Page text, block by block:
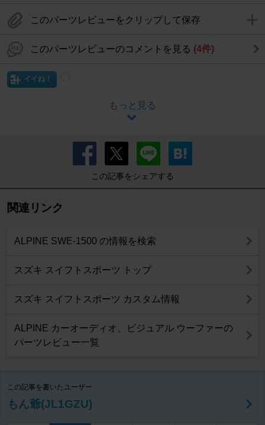
このパーツレビューをクリップして保存
このパーツレビューのコメントを見る (4件)
イイね！
もっと見る
この記事をシェアする
関連リンク
ALPINE SWE-1500 の情報を検索
スズキ スイフトスポーツ トップ
スズキ スイフトスポーツ カスタム情報
ALPINE カーオーディオ、ビジュアル ウーファーの
パーツレビュー一覧
この記事を書いたユーザー
もん爺(JL1GZU)